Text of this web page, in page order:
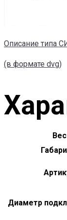
Описание типа
(в формате dvg)
Вес
Диаметр